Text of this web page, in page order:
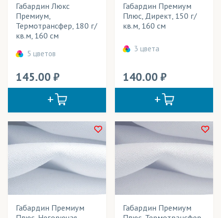
Даймонд (трикотаж)
Деко Лайтбокс(ткани)
Декотекс(ткани)
Джерси(трикотаж)
Дисплей(ткани)
Дьюспо(ткани)
Интерлок полиэфирный
(трикотаж)
КИАН (Италия)(чернила)
Канва
(ткани)
Кашибо(трикотаж)
Бирюзовый габардин
Габардин для сублимации
Габардин темно синий
Габардин синий
Фартук габардин
Черный габардин
Габардин Люкс
Премиум,
Термотрансфер, 180 г/
кв.м, 160 см
5 цветов
145.00
Габардин Премиум
Плюс, Директ, 150 г/
кв.м, 160 см
3 цвета
140.00
Габардин Премиум
Габардин Премиум